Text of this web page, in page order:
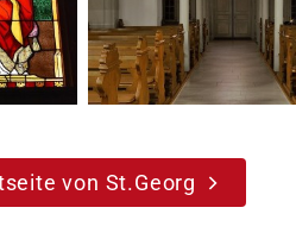
von St.Georg